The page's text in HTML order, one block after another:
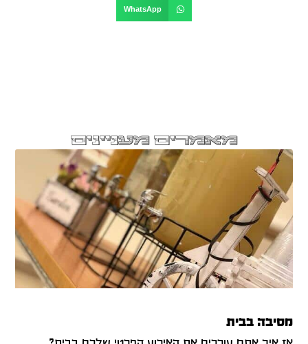
WhatsApp
מאמרים מעניינים
מסיבה בבית